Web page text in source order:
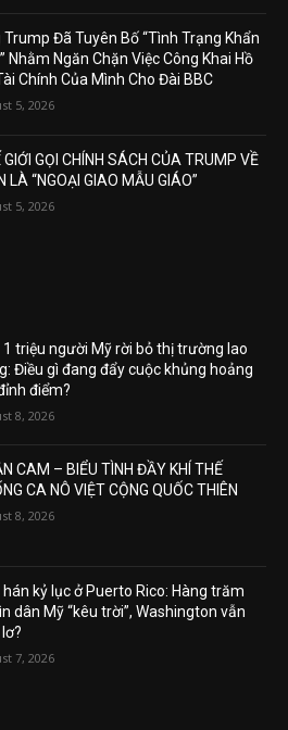
Trump Đã Tuyên Bố “Tình Trạng Khẩn
Nhằm Ngăn Chặn Việc Công Khai Hồ
Chính Của Mình Cho Đài BBC
5, 2026
GIỚI GỌI CHÍNH SÁCH CỦA TRUMP VỀ
LÀ “NGOẠI GIAO MẪU GIÁO”
5, 2026
1 triệu người Mỹ rời bỏ thị trường lao
Điều gì đang đẩy cuộc khủng hoảng
điểm?
8, 2026
CAM – BIỂU TÌNH ĐẦY KHÍ THẾ
CA NÔ VIỆT CỘNG QUỐC THIÊN
8, 2026
hán kỷ lục ở Puerto Rico: Hàng trăm
dân Mỹ “kêu trời”, Washington vẫn
7, 2026